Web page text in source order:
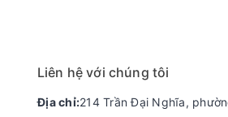
như bạn thường xuyên phải làm
Liên hệ với chúng tôi
Địa chỉ:214 Trần Đại Nghĩa,